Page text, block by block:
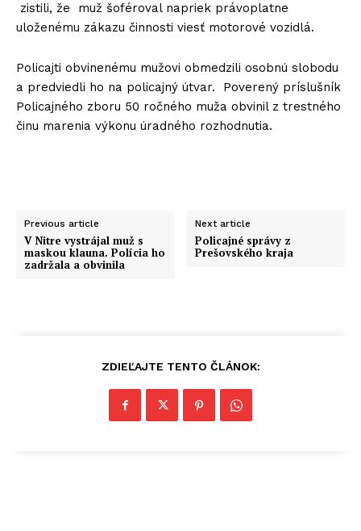
zistili, že muž šoféroval napriek právoplatne
uloženému zákazu činnosti viesť motorové vozidlá.
Policajti obvinenému mužovi obmedzili osobnú slobodu
a predviedli ho na policajný útvar. Poverený príslušník
Policajného zboru 50 ročného muža obvinil z trestného
činu marenia výkonu úradného rozhodnutia.
Previous article
V Nitre vystrájal muž s
maskou klauna. Polícia ho
zadržala a obvinila
Next article
Policajné správy z
Prešovského kraja
ZDIEĽAJTE TENTO ČLÁNOK: